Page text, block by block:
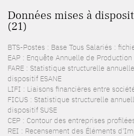
Données mises à
(21)
BTS-Postes : Base Tous Salariés :
EAP : Enquête Annuelle de Production
FARE : Statistique structurelle
dispositif ESANE
LIFI : Liaisons financières entre
FICUS : Statistique structurelle
dispositif SUSE
CEP : Contour des entreprises
REI : Recensement des Éléments